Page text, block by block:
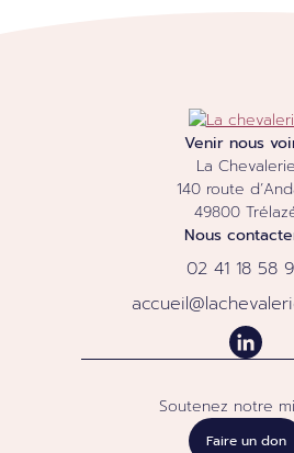
Venir nous
La Chevalerie
140 route
49800
Nous
02 41 18 58
Soutenez notre
Faire un don